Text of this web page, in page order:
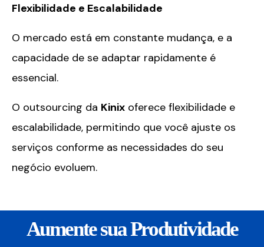
Flexibilidade e Escalabilidade
O mercado está em constante mudança, e a
capacidade de se adaptar rapidamente é
essencial.
O outsourcing da Kinix oferece flexibilidade e
escalabilidade, permitindo que você ajuste os
serviços conforme as necessidades do seu
negócio evoluem.
Aumente sua Produtividade